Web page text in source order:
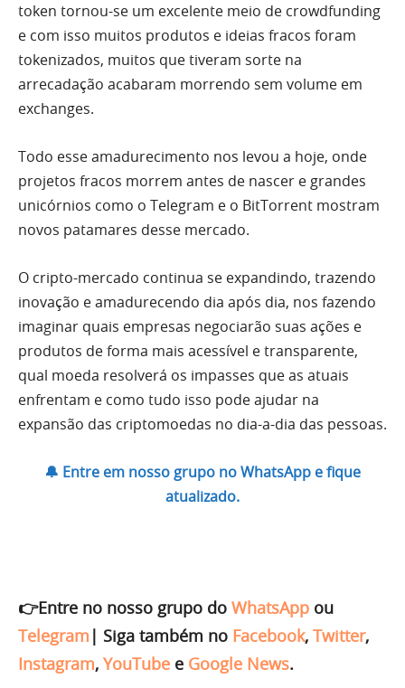
token tornou-se um excelente meio de crowdfunding
e com isso muitos produtos e ideias fracos foram
tokenizados, muitos que tiveram sorte na
arrecadação acabaram morrendo sem volume em
exchanges.
Todo esse amadurecimento nos levou a hoje, onde
projetos fracos morrem antes de nascer e grandes
unicórnios como o Telegram e o BitTorrent mostram
novos patamares desse mercado.
O cripto-mercado continua se expandindo, trazendo
inovação e amadurecendo dia após dia, nos fazendo
imaginar quais empresas negociarão suas ações e
produtos de forma mais acessível e transparente,
qual moeda resolverá os impasses que as atuais
enfrentam e como tudo isso pode ajudar na
expansão das criptomoedas no dia-a-dia das pessoas.
🔔 Entre em nosso grupo no WhatsApp e fique
atualizado.
👉Entre no nosso grupo do WhatsApp ou
Telegram | Siga também no Facebook, Twitter,
Instagram, YouTube e Google News.